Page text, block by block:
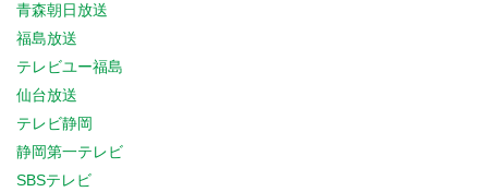
青森朝日放送
福島放送
テレビユー福島
仙台放送
テレビ静岡
静岡第一テレビ
SBSテレビ